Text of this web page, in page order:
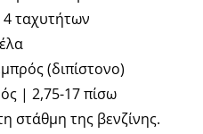
4 ταχυτήτων
(διπίστονο)
| 2,75-17 πίσω
στάθμη της βενζίνης.